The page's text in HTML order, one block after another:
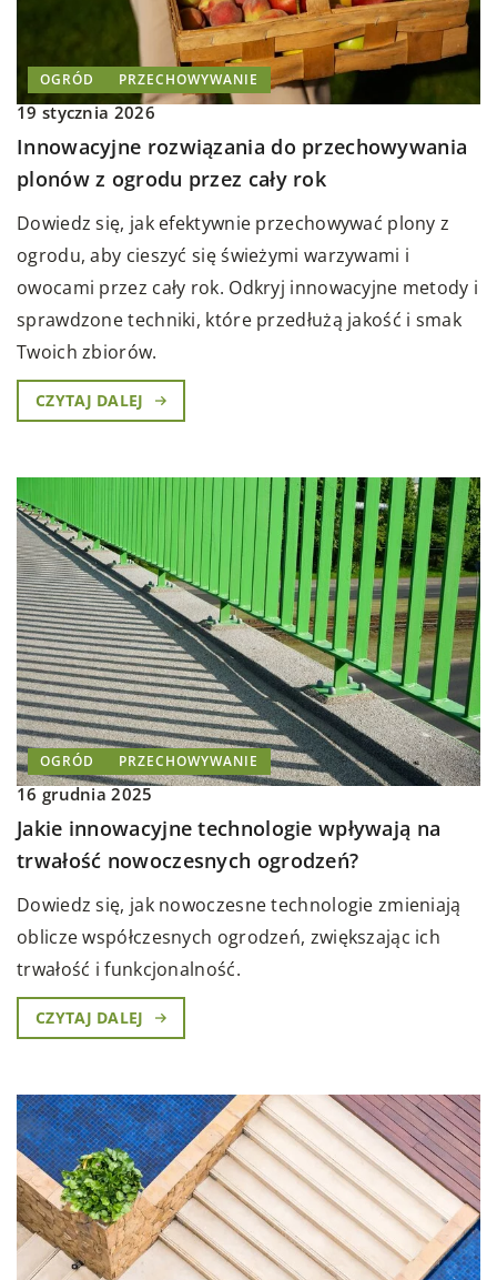
OGRÓD PRZECHOWYWANIE
19 stycznia 2026
Innowacyjne rozwiązania do przechowywania
plonów z ogrodu przez cały rok
Dowiedz się, jak efektywnie przechowywać plony z
ogrodu, aby cieszyć się świeżymi warzywami i
owocami przez cały rok. Odkryj innowacyjne metody i
sprawdzone techniki, które przedłużą jakość i smak
Twoich zbiorów.
CZYTAJ DALEJ
OGRÓD PRZECHOWYWANIE
16 grudnia 2025
Jakie innowacyjne technologie wpływają na
trwałość nowoczesnych ogrodzeń?
Dowiedz się, jak nowoczesne technologie zmieniają
oblicze współczesnych ogrodzeń, zwiększając ich
trwałość i funkcjonalność.
CZYTAJ DALEJ